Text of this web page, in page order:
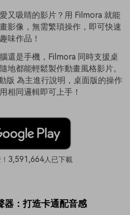
又吸睛的影片？用 Filmora 就能
影像，無需繁瑣操作，即可快速
味作品！
還是手機，Filmora 同時支援桌
地都能輕鬆製作動畫風格影片。
版 為主進行說明，桌面版的操作
相同邏輯即可上手！
3,591,664人已下載
器：打造卡通配音感